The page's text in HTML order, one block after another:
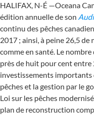
HALIFAX, N-É —Oceana
édition annuelle de son
continu des pêches
2017 ; ainsi, à peine 26,5
comme en santé. Le
près de huit pour cent entre
investissements importants
pêches et la gestion par le
Loi sur les pêches
plan de reconstruction